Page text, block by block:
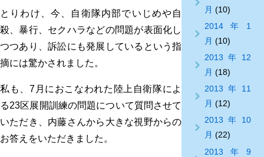
とりわけ、今、自衛隊内部でいじめや自
殺、暴行、セクハラなどの問題が表面化し
つつあり、訴訟にも発展しているという指
摘には驚かされました。
私も、7月におこなわれた陸上自衛隊によ
る23区展開訓練の問題について質問させて
いただき、内藤さんから大きな視野からの
お答えをいただきました。
月 (10)
2014年1
月 (10)
2013年12
月 (18)
2013年11
月 (12)
2013年10
月 (22)
2013年9